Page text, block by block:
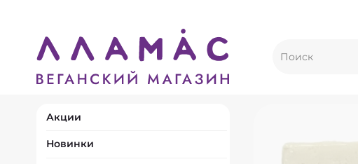
Акции
Новинки